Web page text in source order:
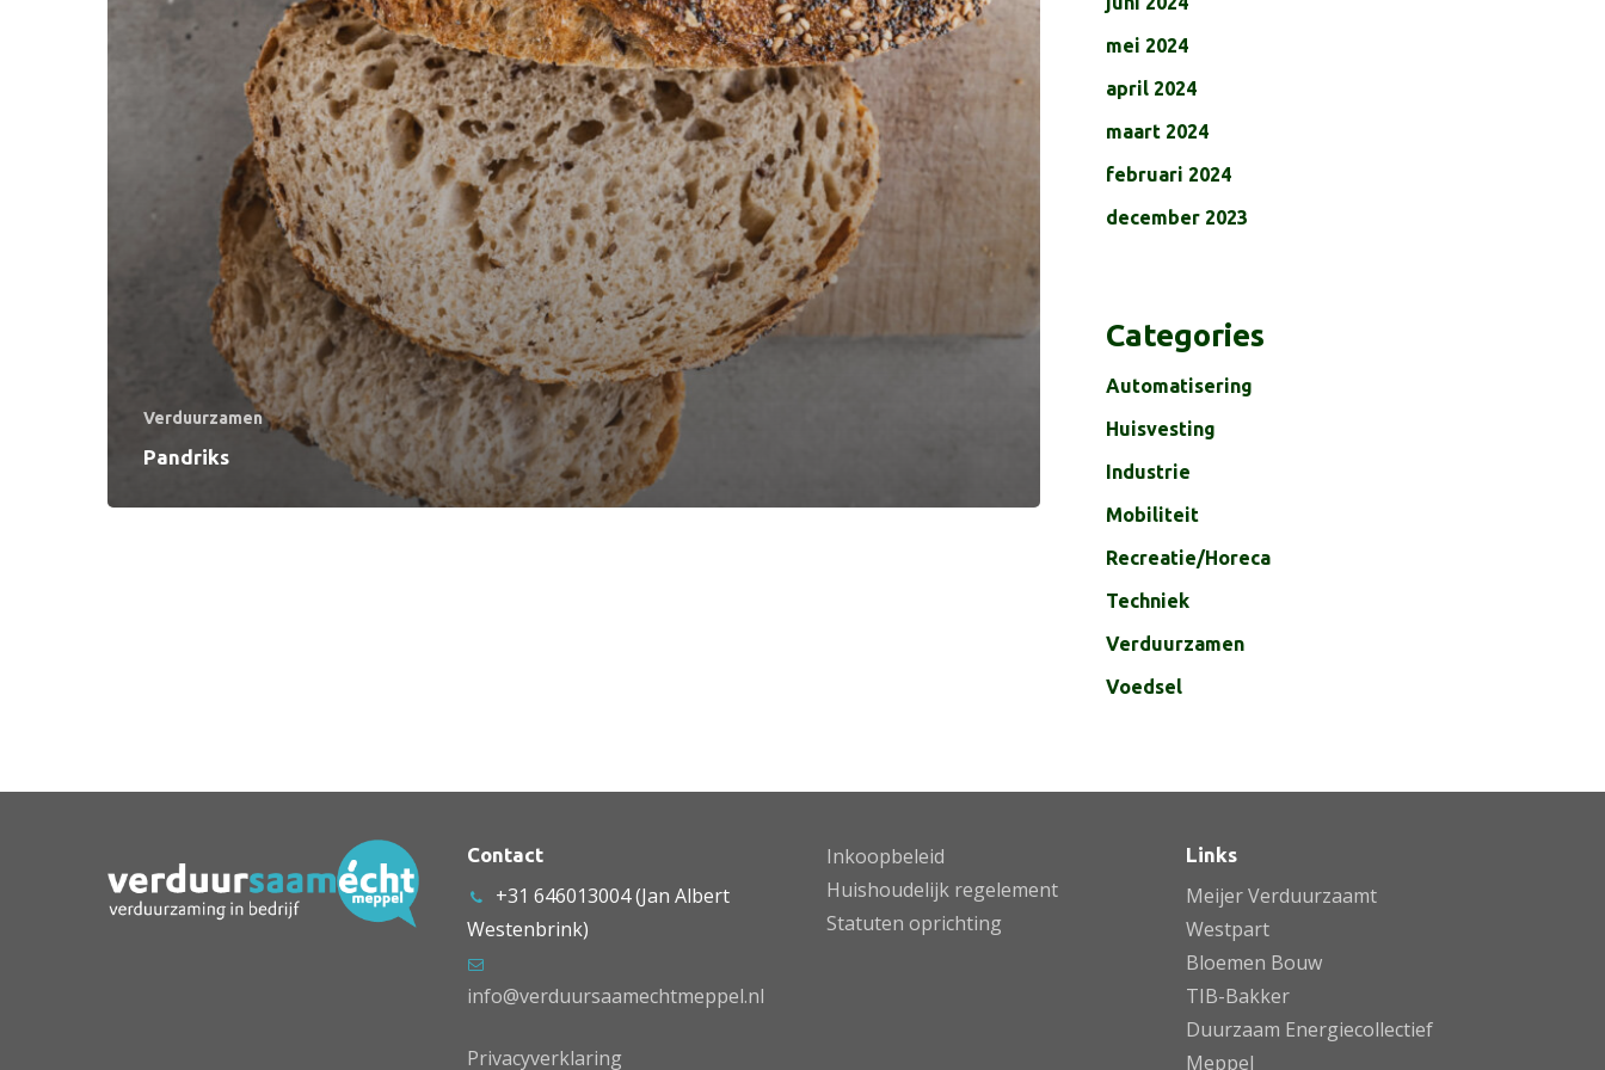
Verduurzamen
Pandriks
mei 2024
april 2024
maart 2024
februari 2024
december 2023
Categories
Automatisering
Huisvesting
Industrie
Mobiliteit
Recreatie/Horeca
Techniek
Verduurzamen
Voedsel
Contact
+31 646013004 (Jan Albert
Westenbrink)
info@verduursaamechtmeppel.nl
Privacyverklaring
Inkoopbeleid
Huishoudelijk regelement
Statuten oprichting
Links
Meijer Verduurzaamt
Westpart
Bloemen Bouw
TIB-Bakker
Duurzaam Energiecollectief
Meppel